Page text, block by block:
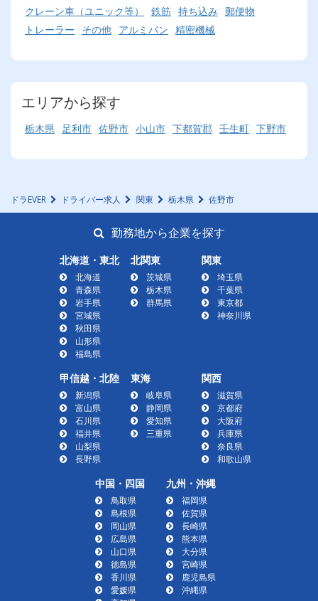
クレーン車（ユニック等）
鉄筋 持ち込み 郵便物
トレーラー
その他 アルミバン 精密機械
エリアから探す
栃木県 足利市 佐野市 小山市 下都賀郡 壬生町 下野市
ドラEVER ドライバー求人 関東 栃木県 佐野市
勤務地から企業を探す
北海道・東北
北海道
青森県
岩手県
宮城県
秋田県
山形県
福島県
北関東
茨城県
栃木県
群馬県
関東
埼玉県
千葉県
東京都
神奈川県
甲信越・北陸
新潟県
富山県
石川県
福井県
山梨県
長野県
東海
岐阜県
静岡県
愛知県
三重県
関西
滋賀県
京都府
大阪府
兵庫県
奈良県
和歌山県
中国・四国
鳥取県
島根県
岡山県
広島県
山口県
徳島県
香川県
愛媛県
九州・沖縄
福岡県
佐賀県
長崎県
熊本県
大分県
宮崎県
鹿児島県
沖縄県